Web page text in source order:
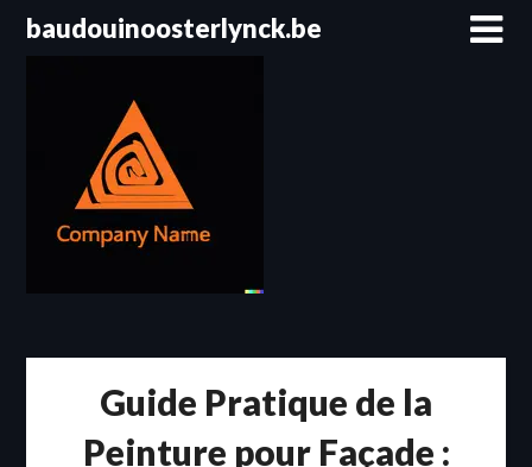
Passerbaudouinoosterlynck.be
Guide Pratique de la
Peinture pour Façade :